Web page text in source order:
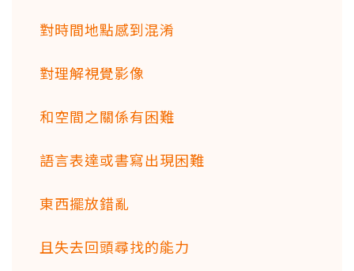
對時間地點感到混淆
對理解視覺影像
和空間之關係有困難
語言表達或書寫出現困難
東西擺放錯亂
且失去回頭尋找的能力